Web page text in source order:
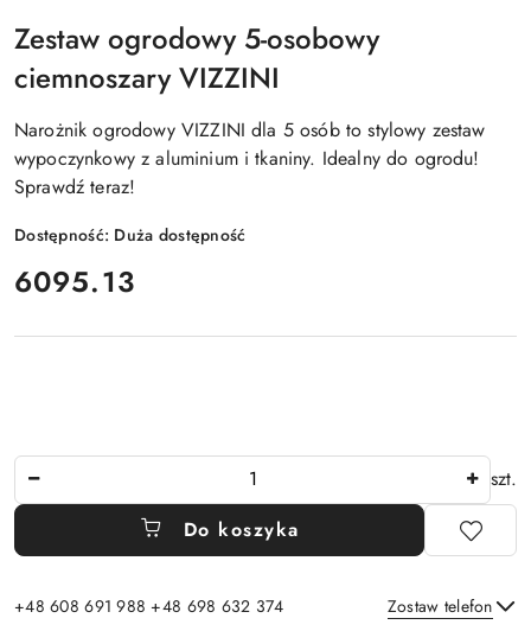
Zestaw ogrodowy 5-osobowy
ciemnoszary VIZZINI
Narożnik ogrodowy VIZZINI dla 5 osób to stylowy zestaw
wypoczynkowy z aluminium i tkaniny. Idealny do ogrodu!
Sprawdź teraz!
Dostępność: Duża dostępność
cena:
6095.13
szt.
Do koszyka
+48 608 691 988 +48 698 632 374 Zostaw telefon